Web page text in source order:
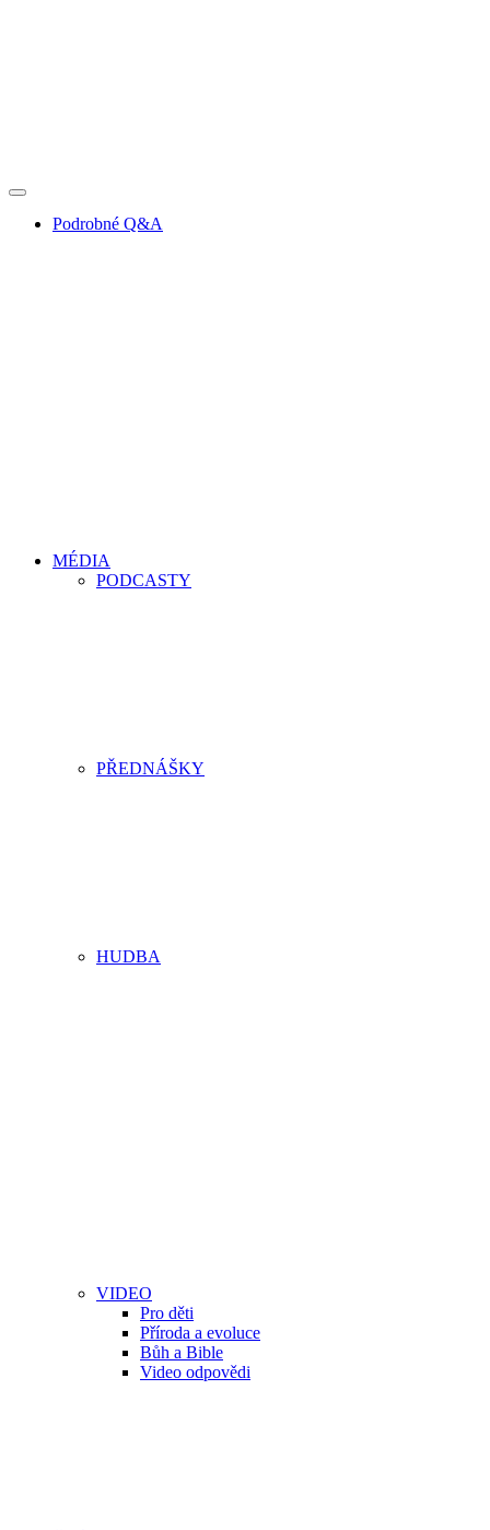
Podrobné Q&A
MÉDIA
PODCASTY
PŘEDNÁŠKY
HUDBA
VIDEO
Pro děti
Příroda a evoluce
Bůh a Bible
Video odpovědi